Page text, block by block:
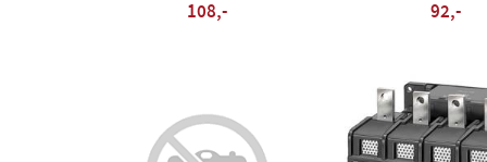
108,- 92,-